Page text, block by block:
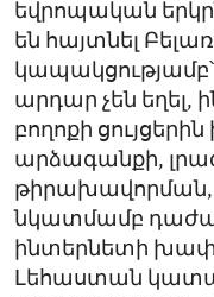
եվրոպական
են հայտնել
արդար չեն
բողոքի
արձագանքի,
թիրախավորման,
նկատմամբ
ինտերնետի
Լեհաստան